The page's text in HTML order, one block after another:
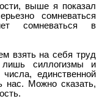
выше я показал
сомневаться
сомневаться в
взять на себя труд
силлогизмы и
единственной
нас. Можно сказать,